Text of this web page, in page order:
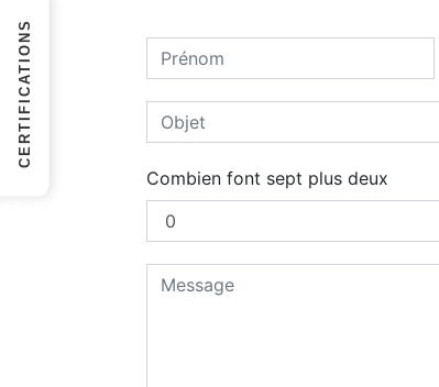
Combien font sept plus deux
CERTIFICATIONS